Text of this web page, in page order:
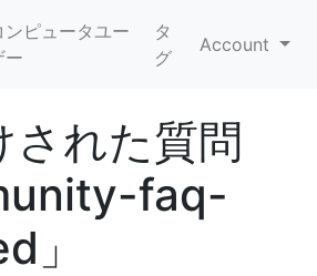
ンピュータユー
ー
タ
グ
Account
された質問
faq-
」